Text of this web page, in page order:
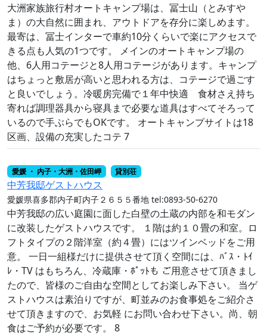
大洲家族旅行村オートキャンプ場は、冨士山（とみすや
ま）の大自然に囲まれ、アウトドアを存分に楽しめます。
最寄は、冨士インターで車約10分くらいで楽にアクセスで
きる点も人気の1つです。 メインのオートキャンプ場の
他、6人用コテージと8人用コテージがあります。キャンプ
はちょっと敷居が高いと思われる方は、コテージで過ごす
と良いでしょう。冷暖房完備で１年中快適 食材さえ持ち
寄れば調理器具から寝具まで必要な道具はすべてそろって
いるので手ぶらでもOKです。 オートキャンプサイトは18
区画、設備の充実したコテ 7
愛媛 ・ 内子・大洲・佐田岬 貸別荘
中芳我邸ゲストハウス
愛媛県喜多郡内子町内子２６５５番地 tel:0893-50-6270
中芳我邸の広い庭園に面した白壁の土蔵の内部を和モダン
に改装したゲストハウスです。 １階は約１０畳の和室。ロ
フトタイプの２階洋室（約４畳）にはツインベッドをご用
意。 一日一組様だけに提供させて頂く空間には、ﾊﾞｽ・ﾄｲ
ﾚ・TV はもちろん、冷蔵庫・ﾎﾟｯﾄも ご用意させて頂きまし
たので、皆様のご自由な空間としてお楽しみ下さい。 当ゲ
ストハウスは素泊りですが、町並みのお食事処をご紹介さ
せて頂きますので、お気軽 にお問い合わせ下さい。尚、朝
食はご予約が必要です。 8